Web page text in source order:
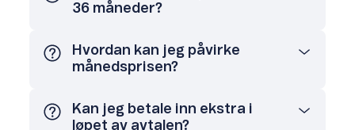
36 måneder?
Hvordan kan jeg påvirke
månedsprisen?
Kan jeg betale inn ekstra i
løpet av avtalen?